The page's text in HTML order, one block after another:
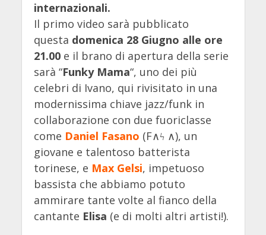
internazionali.
Il primo video sarà pubblicato
questa domenica 28 Giugno alle ore
21.00 e il brano di apertura della serie
sarà “Funky Mama“, uno dei più
celebri di Ivano, qui rivisitato in una
modernissima chiave jazz/funk in
collaborazione con due fuoriclasse
come Daniel Fasano (F∧ϟ ∧), un
giovane e talentoso batterista
torinese, e Max Gelsi, impetuoso
bassista che abbiamo potuto
ammirare tante volte al fianco della
cantante Elisa (e di molti altri artisti!).